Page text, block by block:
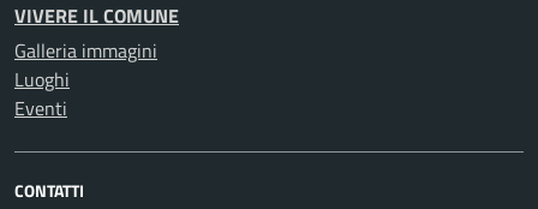
VIVERE IL COMUNE
Galleria immagini
Luoghi
Eventi
CONTATTI